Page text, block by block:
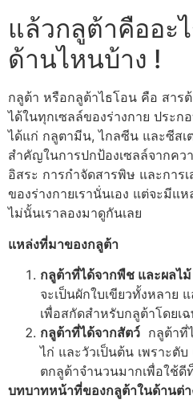
แล้วกลูต้าคืออะไ
ด้านไหนบ้าง !
กลูต้า หรือกลูต้าไธโอน คือ สา
ได้ในทุกเซลล์ของร่างกาย ประ
ได้แก่ กลูตามีน, ไกลซีน และซีส
สำคัญในการปกป้องเซลล์จากคว
อิสระ การกำจัดสารพิษ และการ
ของร่างกายเรานั่นเอง แต่จะมี
ไม่นั้นเราลองมาดูกันเลย
แหล่งที่มาของกลูต้า
กลูต้าที่ได้จากพืช และผลไม้
จะเป็นผักใบเขียวทั้งหลาย
เพื่อสกัดสำหรับกลูต้าโดยเฉ
กลูต้าที่ได้จากสัตว์ กลูต้าที่
ไก่ และวัวเป็นต้น เพราะตั
ตกลูต้าจำนวนมากเพื่อใช้ดี
บทบาทหน้าที่ของกลูต้าในด้านต่า